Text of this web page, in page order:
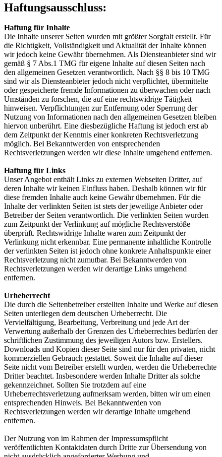
Haftungsausschluss:
Haftung für Inhalte
Die Inhalte unserer Seiten wurden mit größter Sorgfalt erstellt. Für
die Richtigkeit, Vollständigkeit und Aktualität der Inhalte können
wir jedoch keine Gewähr übernehmen. Als Diensteanbieter sind wir
gemäß § 7 Abs.1 TMG für eigene Inhalte auf diesen Seiten nach
den allgemeinen Gesetzen verantwortlich. Nach §§ 8 bis 10 TMG
sind wir als Diensteanbieter jedoch nicht verpflichtet, übermittelte
oder gespeicherte fremde Informationen zu überwachen oder nach
Umständen zu forschen, die auf eine rechtswidrige Tätigkeit
hinweisen. Verpflichtungen zur Entfernung oder Sperrung der
Nutzung von Informationen nach den allgemeinen Gesetzen bleiben
hiervon unberührt. Eine diesbezügliche Haftung ist jedoch erst ab
dem Zeitpunkt der Kenntnis einer konkreten Rechtsverletzung
möglich. Bei Bekanntwerden von entsprechenden
Rechtsverletzungen werden wir diese Inhalte umgehend entfernen.
Haftung für Links
Unser Angebot enthält Links zu externen Webseiten Dritter, auf
deren Inhalte wir keinen Einfluss haben. Deshalb können wir für
diese fremden Inhalte auch keine Gewähr übernehmen. Für die
Inhalte der verlinkten Seiten ist stets der jeweilige Anbieter oder
Betreiber der Seiten verantwortlich. Die verlinkten Seiten wurden
zum Zeitpunkt der Verlinkung auf mögliche Rechtsverstöße
überprüft. Rechtswidrige Inhalte waren zum Zeitpunkt der
Verlinkung nicht erkennbar. Eine permanente inhaltliche Kontrolle
der verlinkten Seiten ist jedoch ohne konkrete Anhaltspunkte einer
Rechtsverletzung nicht zumutbar. Bei Bekanntwerden von
Rechtsverletzungen werden wir derartige Links umgehend
entfernen.
Urheberrecht
Die durch die Seitenbetreiber erstellten Inhalte und Werke auf diesen
Seiten unterliegen dem deutschen Urheberrecht. Die
Vervielfältigung, Bearbeitung, Verbreitung und jede Art der
Verwertung außerhalb der Grenzen des Urheberrechtes bedürfen der
schriftlichen Zustimmung des jeweiligen Autors bzw. Erstellers.
Downloads und Kopien dieser Seite sind nur für den privaten, nicht
kommerziellen Gebrauch gestattet. Soweit die Inhalte auf dieser
Seite nicht vom Betreiber erstellt wurden, werden die Urheberrechte
Dritter beachtet. Insbesondere werden Inhalte Dritter als solche
gekennzeichnet. Sollten Sie trotzdem auf eine
Urheberrechtsverletzung aufmerksam werden, bitten wir um einen
entsprechenden Hinweis. Bei Bekanntwerden von
Rechtsverletzungen werden wir derartige Inhalte umgehend
entfernen.
Der Nutzung von im Rahmen der Impressumspflicht
veröffentlichten Kontaktdaten durch Dritte zur Übersendung von